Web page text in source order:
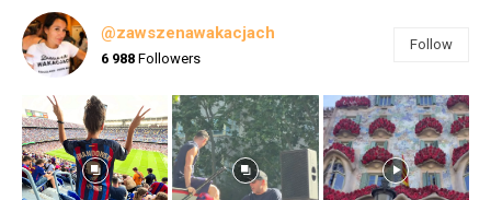
@zawszenawakacjach
6 988 Followers
Follow